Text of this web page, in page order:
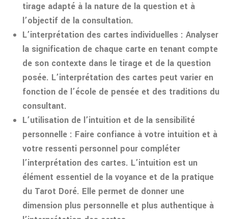
tirage adapté à la nature de la question et à
l’objectif de la consultation.
L’interprétation des cartes individuelles : Analyser
la signification de chaque carte en tenant compte
de son contexte dans le tirage et de la question
posée. L’interprétation des cartes peut varier en
fonction de l’école de pensée et des traditions du
consultant.
L’utilisation de l’intuition et de la sensibilité
personnelle : Faire confiance à votre intuition et à
votre ressenti personnel pour compléter
l’interprétation des cartes. L’intuition est un
élément essentiel de la voyance et de la pratique
du Tarot Doré. Elle permet de donner une
dimension plus personnelle et plus authentique à